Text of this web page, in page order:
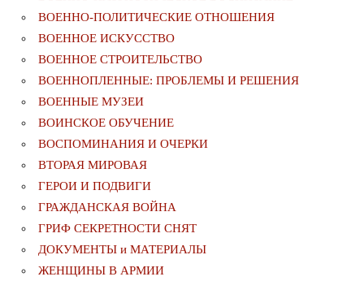
ВОЕННО-ПОЛИТИЧЕСКИE ОТНОШЕНИЯ
ВОЕННОЕ ИСКУССТВО
ВОЕННОЕ СТРОИТЕЛЬСТВО
ВОЕННОПЛЕННЫЕ: ПРОБЛЕМЫ И РЕШЕНИЯ
ВОЕННЫЕ МУЗЕИ
ВОИНСКОЕ ОБУЧЕНИЕ
ВОСПОМИНАНИЯ И ОЧЕРКИ
ВТОРАЯ МИРОВАЯ
ГЕРОИ И ПОДВИГИ
ГРАЖДАНСКАЯ ВОЙНА
ГРИФ СЕКРЕТНОСТИ СНЯТ
ДОКУМЕНТЫ и МАТЕРИАЛЫ
ЖЕНЩИНЫ В АРМИИ